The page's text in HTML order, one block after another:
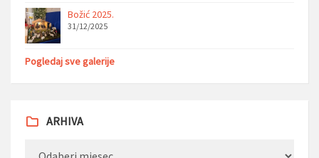
Božić 2025.
31/12/2025
Pogledaj sve galerije
ARHIVA